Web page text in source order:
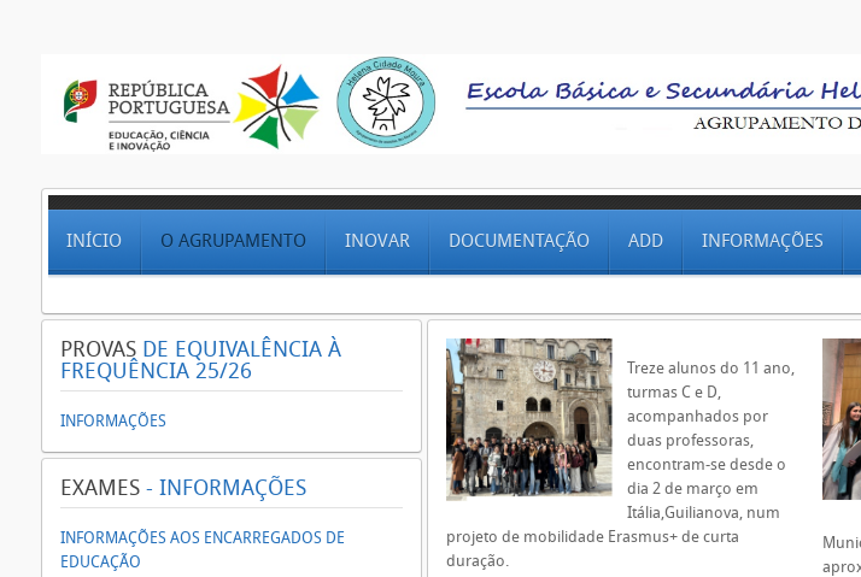
INÍCIO O AGRUPAMENTO INOVAR DOCUMENTAÇÃO ADD INFORMAÇÕES
Treze alunos do 11 ano,
turmas C e D,
acompanhados por
duas professoras,
encontram-se desde o
dia 2 de março em
Itália,Guilianova, num
projeto de mobilidade Erasmus+ de curta
duração.
PROVAS DE EQUIVALÊNCIA À
FREQUÊNCIA 25/26
INFORMAÇÕES
EXAMES - INFORMAÇÕES
INFORMAÇÕES AOS ENCARREGADOS DE
EDUCAÇÃO